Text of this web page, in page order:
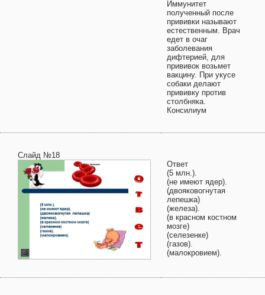
Иммунитет
полученный после
прививки называют
естественным. Врач
едет в очаг
заболевания
дифтерией, для
прививок возьмет
вакцину. При укусе
собаки делают
прививку против
столбняка.
Консилиум
Слайд №18
Ответ
(5 млн.).
(не имеют ядер).
(двояковогнутая
лепешка)
(железа).
(в красном костном
мозге)
(селезенке)
(газов).
(малокровием).